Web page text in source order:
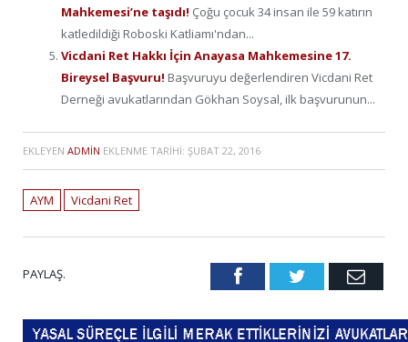
Mahkemesi’ne taşıdı! Çoğu çocuk 34 insan ile 59 katırın
katledildiği Roboski Katliamı'ndan...
Vicdani Ret Hakkı İçin Anayasa Mahkemesine 17.
Bireysel Başvuru! Başvuruyu değerlendiren Vicdani Ret
Derneği avukatlarından Gökhan Soysal, ilk başvurunun...
EKLEYEN ADMIN EKLENME TARIHI: ŞUBAT 22, 2016
AYM Vicdani Ret
PAYLAŞ. FacebookTwitter Email